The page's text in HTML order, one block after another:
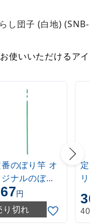
し団子 (白地) (SNB-
使いいただけるアイ
のぼり竿 オ
ジナルのぼり
ル 1.6～3m
式 緑
円
り切れ
定
リ
ポ
伸
403